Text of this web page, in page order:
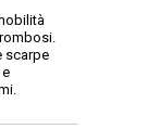
scarpe